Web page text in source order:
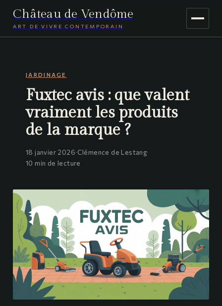
Château de Vendôme
ART DE VIVRE CONTEMPORAIN
JARDINAGE
VOYAGE
JARDINAGE
Fuxtec avis : que valent
vraiment les produits
de la marque ?
18 janvier 2026·Clémence de Lestang·
10 min de lecture